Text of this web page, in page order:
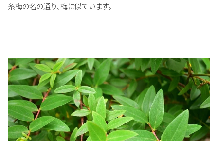
糸梅の名の通り、梅に似ています。